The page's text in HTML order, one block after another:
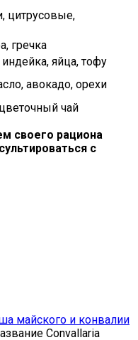
цитрусовые,
гречка
яйца, тофу
авокадо, орехи
чай
своего рациона
с
майского и конвалии
Convallaria